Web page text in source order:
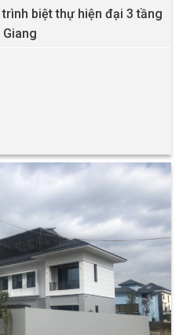
biệt thự hiện đại 3 tầng
Giang